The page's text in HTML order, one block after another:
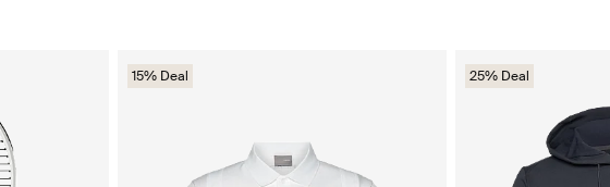
15% Deal 25% Deal